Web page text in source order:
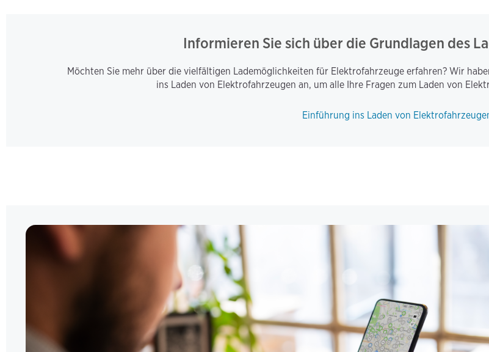
Informieren Sie sich über die Grundlagen des
Möchten Sie mehr über die vielfältigen Lademöglichkeiten für Elektrofahrzeuge erfahren? Wir
ins Laden von Elektrofahrzeugen an, um alle Ihre Fragen zum Laden von
Einführung ins Laden von